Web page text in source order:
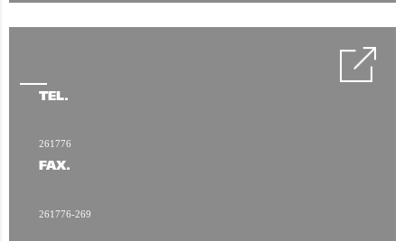
TÉL.
261776
FAX.
261776-269